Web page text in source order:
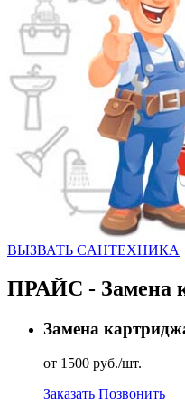
ВЫЗВАТЬ CАНТЕХНИКА
ПРАЙС - Замена
Замена
от 1500 руб./шт.
Заказать Позвонить